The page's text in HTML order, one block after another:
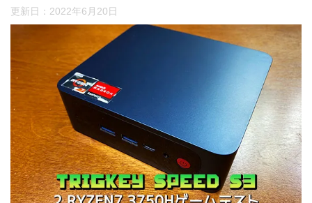
更新日： 2022年6月20日